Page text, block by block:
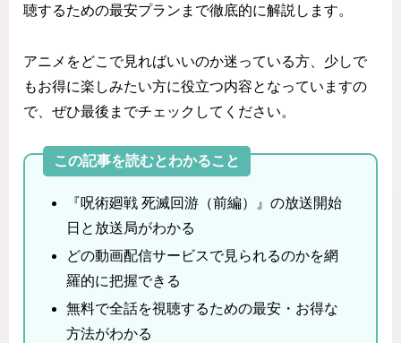
聴するための最安プランまで徹底的に解説します。
アニメをどこで見ればいいのか迷っている方、少しで
もお得に楽しみたい方に役立つ内容となっていますの
で、ぜひ最後までチェックしてください。
この記事を読むとわかること
『呪術廻戦 死滅回游（前編）』の放送開始
日と放送局がわかる
どの動画配信サービスで見られるのかを網
羅的に把握できる
無料で全話を視聴するための最安・お得な
方法がわかる